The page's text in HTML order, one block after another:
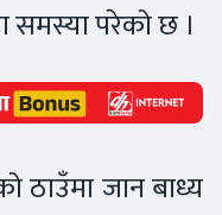
समस्या परेको छ ।
ठाउँमा जान बाध्य